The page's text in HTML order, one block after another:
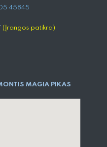
4584​5
(Įrangos patikra)
MAGIA PIKAS